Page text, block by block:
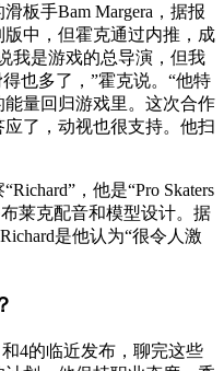
板手Bam Margera，据报
中，但霍克通过内推，成
我是游戏的总导演，但我
也多了，”霍克说。“他特
量回归游戏里。这次合作
了，动视也很支持。他扫
，他是“Pro Skaters
莱克配音和模型设计。据
是他认为“很令人激
4的临近发布，聊完这些